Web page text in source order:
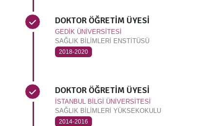
DOKTOR ÖĞRETİM ÜYESİ
GEDİK ÜNİVERSİTESİ
SAĞLIK BİLİMLERİ ENSTİTÜSÜ
2018-2020
DOKTOR ÖĞRETİM ÜYESİ
İSTANBUL BİLGİ ÜNİVERSİTESİ
SAĞLIK BİLİMLERİ YÜKSEKOKULU
2014-2016